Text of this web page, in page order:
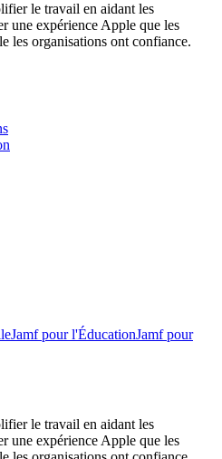
le travail en aidant les
une expérience Apple que les
les organisations ont confiance.
Jamf pour l'ÉducationJamf pour
le travail en aidant les
une expérience Apple que les